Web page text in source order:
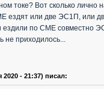
токе? Вот сколько лично
ездят или две ЭС1П, или
ездили по СМЕ совместно
не приходилось...
- 21:37) писал: